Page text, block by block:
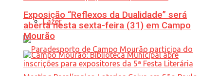
Lazer
Exposição “Reflexos da Dualidade” será
aberta nesta sexta-feira (31) em Campo
Mourão